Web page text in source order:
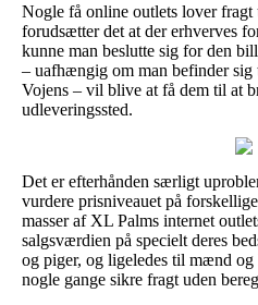
Nogle få online outlets lover fragt
forudsætter det at der erhverves
kunne man beslutte sig for den
– uafhængig om man befinder sig
Vojens – vil blive at få dem til at
udleveringssted.
Det er efterhånden særligt
vurdere prisniveauet på
masser af XL Palms internet
salgsværdien på specielt deres
og piger, og ligeledes til mænd
nogle gange sikre fragt uden